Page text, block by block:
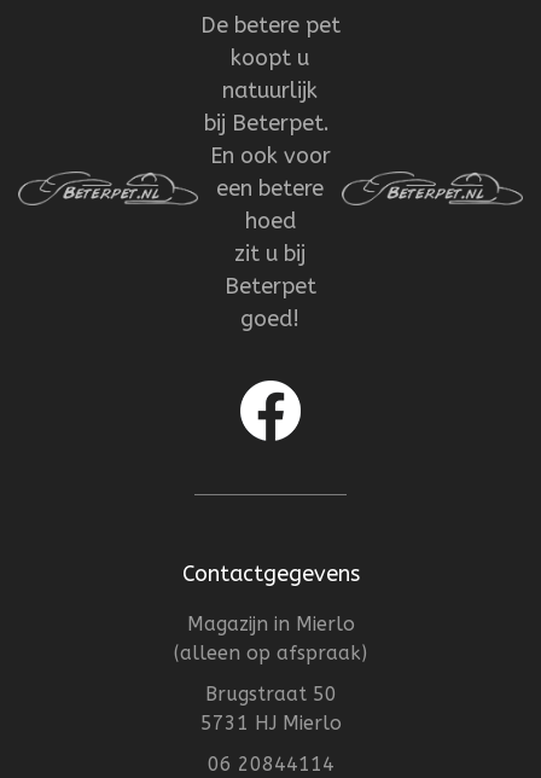
De betere pet
koopt u
natuurlijk
bij Beterpet.
En ook voor
een betere
hoed
zit u bij
Beterpet
goed!
Contactgegevens
Magazijn in Mierlo
(alleen op afspraak)
Brugstraat 50
5731 HJ Mierlo
06 20844114